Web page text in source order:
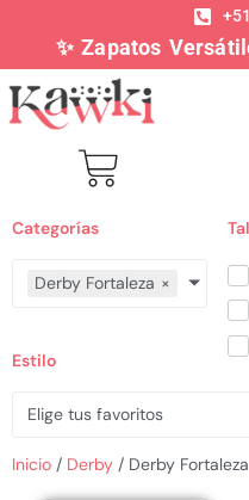
✨ Zapatos
Categorías
Derby Fortaleza ×
Estilo
Elige tus favoritos
Inicio / Derby / Derby Fortaleza